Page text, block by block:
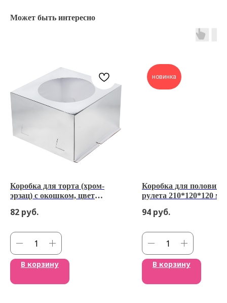
Может быть интересно
Коробка для торта (хром-
эрзац) с окошком, цвет
82 руб.
В корзину
новинка
Коробка для половины
рулета 210*120*120 мм
94 руб.
В корзину